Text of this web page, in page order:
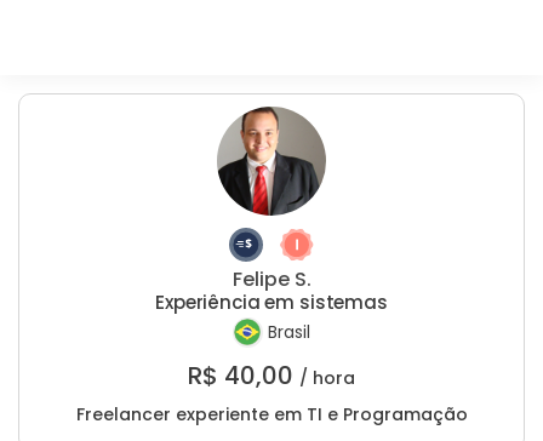
Felipe S.
Experiência em sistemas
Brasil
R$ 40,00 / hora
Freelancer experiente em TI e Programação